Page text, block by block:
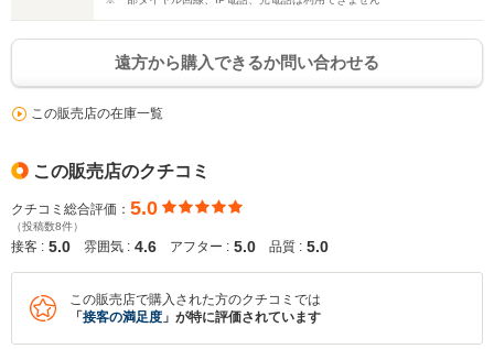
遠方から購入できるか問い合わせる
この販売店の在庫一覧
この販売店のクチコミ
クチコミ総合評価： 5.0
（投稿数8件）
接客 : 5.0 雰囲気 : 4.6 アフター : 5.0 品質 : 5.0
この販売店で購入された方のクチコミでは
「 接客の満足度 」が特に評価されています